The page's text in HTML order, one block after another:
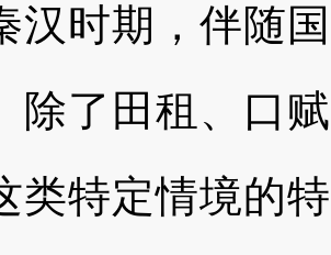
期，伴随国
除了田租、口
类特定情境的